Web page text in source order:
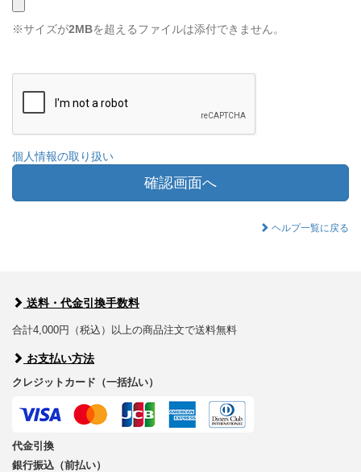
※サイズが2MBを超えるファイルは添付できません。
個人情報の取り扱い
確認画面へ
ヘルプ一覧に戻る
送料・代金引換手数料
合計4,000円（税込）以上の商品注文で送料無料
お支払い方法
クレジットカード（一括払い）
代金引換
銀行振込（前払い）